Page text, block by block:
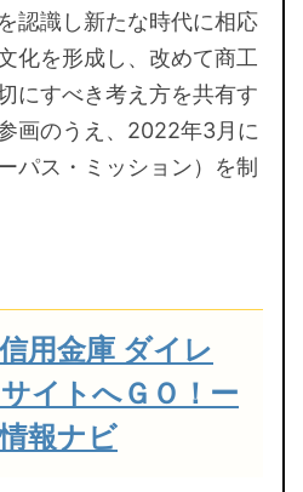
認識し新たな時代に相応
化を形成し、改めて商工
にすべき考え方を共有す
画のうえ、2022年3月に
パス・ミッション）を制
用金庫 ダイレ
イトへＧＯ！ー
報ナビ